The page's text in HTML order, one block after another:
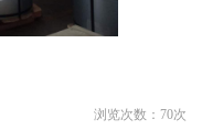
浏览次数： 70次